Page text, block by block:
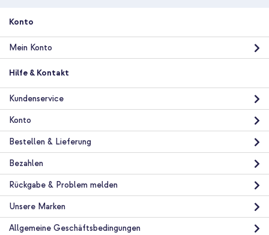
Konto
Mein Konto
Hilfe & Kontakt
Kundenservice
Konto
Bestellen & Lieferung
Bezahlen
Rückgabe & Problem melden
Unsere Marken
Allgemeine Geschäftsbedingungen